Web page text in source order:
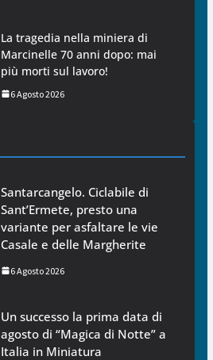
La tragedia nella miniera di
Marcinelle 70 anni dopo: mai
più morti sul lavoro!
6 Agosto 2026
Santarcangelo. Ciclabile di
Sant’Ermete, presto una
variante per asfaltare le vie
Casale e delle Margherite
6 Agosto 2026
Un successo la prima data di
agosto di “Magica di Notte” a
Italia in Miniatura